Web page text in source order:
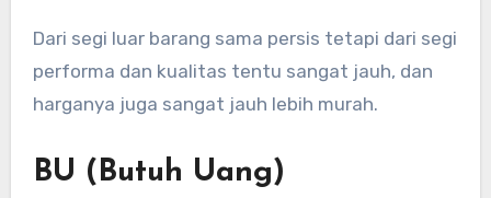
Dari segi luar barang sama persis tetapi dari segi
performa dan kualitas tentu sangat jauh, dan
harganya juga sangat jauh lebih murah.
BU (Butuh Uang)